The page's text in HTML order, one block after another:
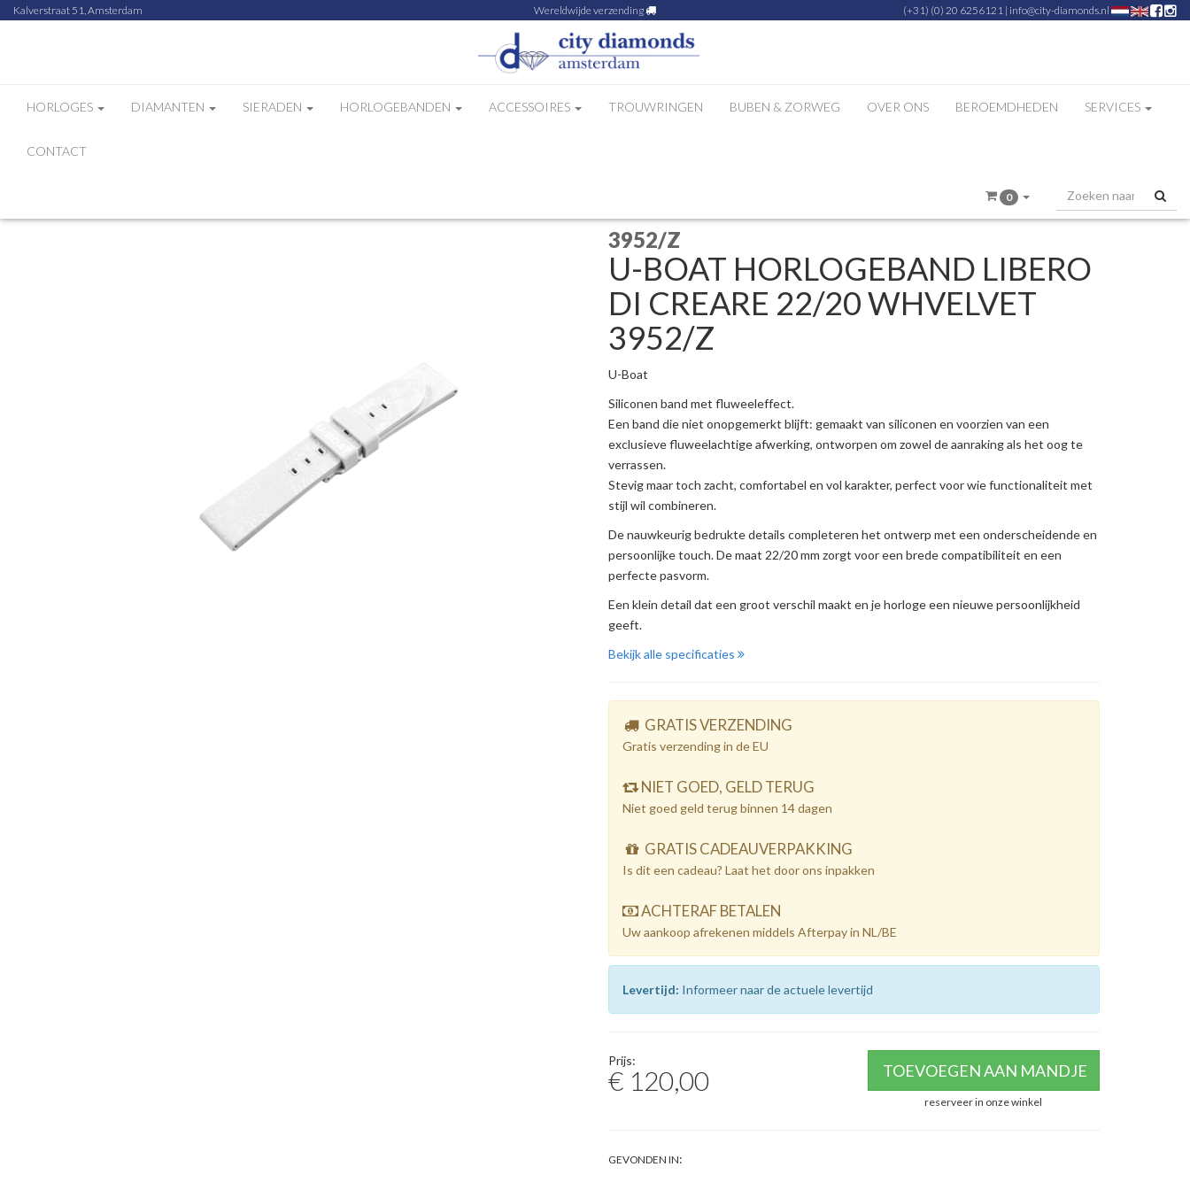
Kalverstraat 51, Amsterdam Wereldwijde verzending (+31) (0) 20 6256121 | info@city-diamonds.nl
HORLOGES DIAMANTEN SIERADEN HORLOGEBANDEN ACCESSOIRES TROUWRINGEN BUBEN & ZORWEG OVER ONS BEROEMDHEDEN SERVICES
CONTACT
0
3952/Z
U-BOAT HORLOGEBAND LIBERO
DI CREARE 22/20 WHVELVET
3952/Z
U-Boat
Siliconen band met fluweeleffect.
Een band die niet onopgemerkt blijft: gemaakt van siliconen en voorzien van een
exclusieve fluweelachtige afwerking, ontworpen om zowel de aanraking als het oog te
verrassen.
Stevig maar toch zacht, comfortabel en vol karakter, perfect voor wie functionaliteit met
stijl wil combineren.
De nauwkeurig bedrukte details completeren het ontwerp met een onderscheidende en
persoonlijke touch. De maat 22/20 mm zorgt voor een brede compatibiliteit en een
perfecte pasvorm.
Een klein detail dat een groot verschil maakt en je horloge een nieuwe persoonlijkheid
geeft.
Bekijk alle specificaties
GRATIS VERZENDING
Gratis verzending in de EU
NIET GOED, GELD TERUG
Niet goed geld terug binnen 14 dagen
GRATIS CADEAUVERPAKKING
Is dit een cadeau? Laat het door ons inpakken
ACHTERAF BETALEN
Uw aankoop afrekenen middels Afterpay in NL/BE
Levertijd: Informeer naar de actuele levertijd
Prijs:
€ 120,00 TOEVOEGEN AAN MANDJE
reserveer in onze winkel
GEVONDEN IN: